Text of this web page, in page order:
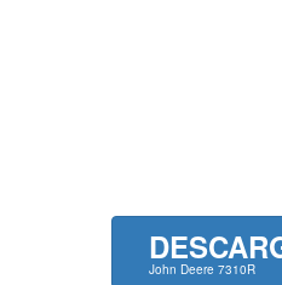
John Deere 7310R